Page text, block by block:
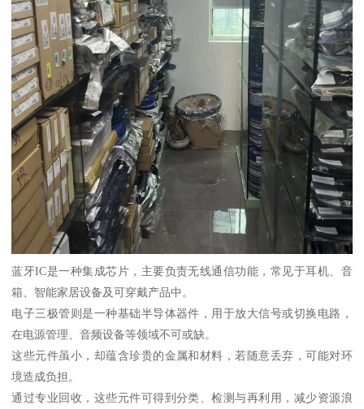
蓝牙IC是一种集成芯片，主要负责无线通信功能，常见于耳机、音
箱、智能家居设备及可穿戴产品中。
电子三极管则是一种基础半导体器件，用于放大信号或切换电路，
在电源管理、音频设备等领域不可或缺。
这些元件虽小，却蕴含珍贵的金属和材料，若随意丢弃，可能对环
境造成负担。
通过专业回收，这些元件可得到分类、检测与再利用，减少资源浪